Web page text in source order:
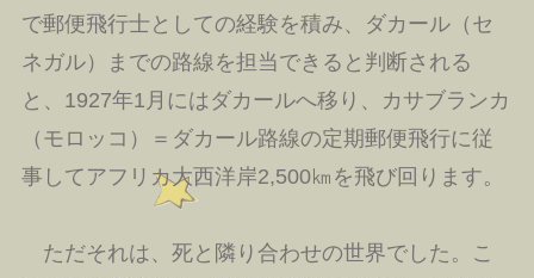
で郵便飛行士としての経験を積み、ダカール（セ
ネガル）までの路線を担当できると判断される
と、1927年1月にはダカールへ移り、カサブランカ
（モロッコ）＝ダカール路線の定期郵便飛行に従
事してアフリカ大西洋岸2,500㎞を飛び回ります。
ただそれは、死と隣り合わせの世界でした。こ